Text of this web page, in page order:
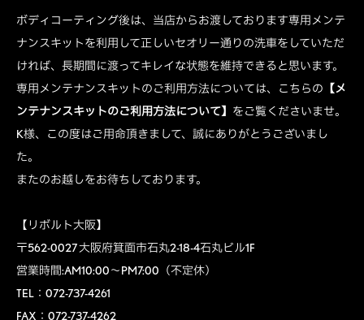
ボディコーティング後は、当店からお渡しております専用メンテ
ナンスキットを利用して正しいセオリー通りの洗車をしていただ
ければ、長期間に渡ってキレイな状態を維持できると思います。
専用メンテナンスキットのご利用方法については、こちらの 【メ
ンテナンスキットのご利用方法について】 をご覧くださいませ。
K様、この度はご用命頂きまして、誠にありがとうございまし
た。
またのお越しをお待ちしております。
【リボルト大阪】
〒562-0027 大阪府箕面市石丸2-18-4石丸ビル1F
営業時間:AM10:00～PM7:00（不定休）
TEL：072-737-4261
FAX：072-737-4262